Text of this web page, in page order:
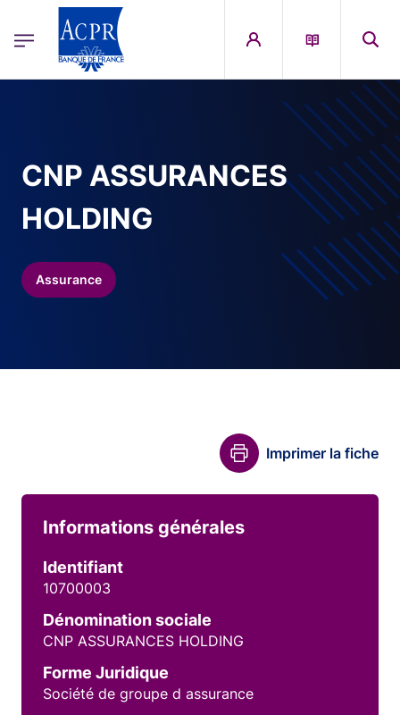
ACPR Menu Principal (French)
CNP ASSURANCES
HOLDING
Assurance
Imprimer la fiche
Informations générales
Identifiant
10700003
Dénomination sociale
CNP ASSURANCES HOLDING
Forme Juridique
Société de groupe d assurance